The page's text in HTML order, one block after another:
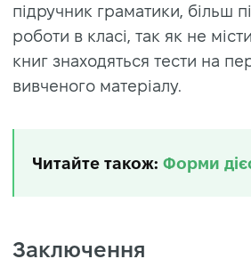
підручник граматики, більш
роботи в класі, так як не
книг знаходяться тести на
вивченого матеріалу.
Читайте також: Форми
Заключення